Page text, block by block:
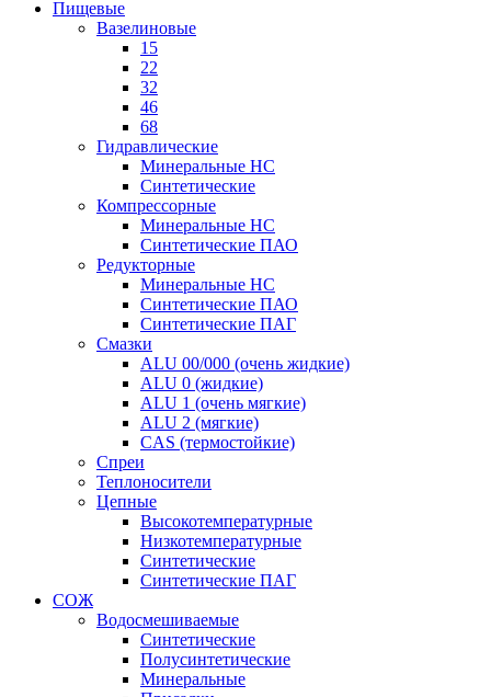
Пищевые
Вазелиновые
15
22
32
46
68
Гидравлические
Минеральные HC
Синтетические
Компрессорные
Минеральные HC
Синтетические ПАО
Редукторные
Минеральные HC
Синтетические ПАО
Синтетические ПАГ
Смазки
ALU 00/000 (очень жидкие)
ALU 0 (жидкие)
ALU 1 (очень мягкие)
ALU 2 (мягкие)
CAS (термостойкие)
Спреи
Теплоносители
Цепные
Высокотемпературные
Низкотемпературные
Синтетические
Синтетические ПАГ
СОЖ
Водосмешиваемые
Синтетические
Полусинтетические
Минеральные